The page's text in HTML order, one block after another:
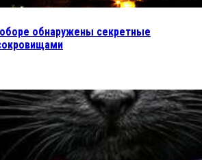
обнаружены секретные